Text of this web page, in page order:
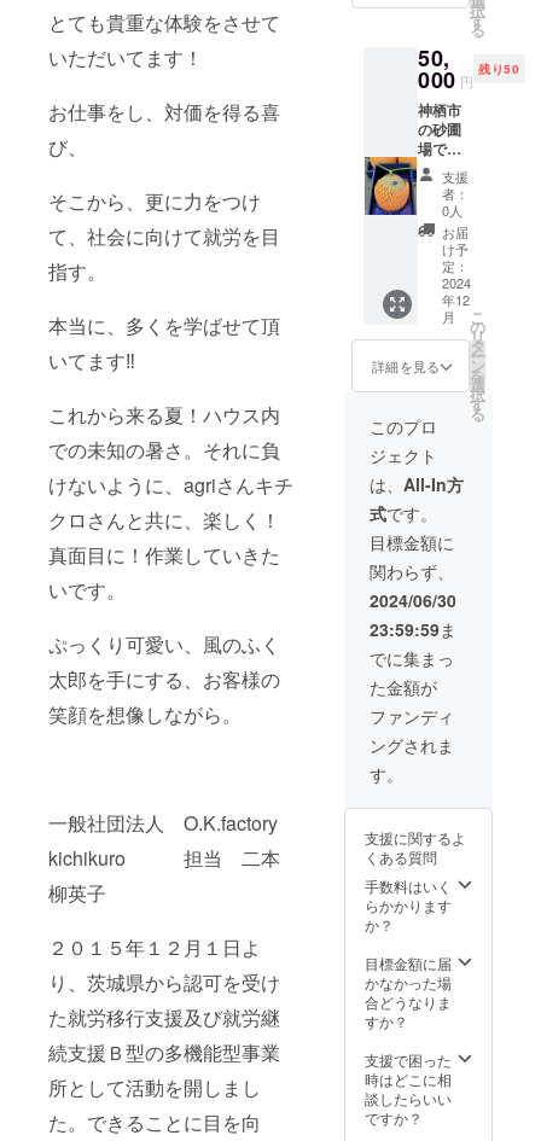
とても貴重な体験をさせて
いただいてます！
お仕事をし、対価を得る喜
び、
そこから、更に力をつけ
て、社会に向けて就労を目
指す。
本当に、多くを学ばせて頂
いてます‼️
これから来る夏！ハウス内
での未知の暑さ。それに負
けないように、agriさんキチ
クロさんと共に、楽しく！
真面目に！作業していきた
いです。
ぷっくり可愛い、風のふく
太郎を手にする、お客様の
笑顔を想像しながら。
一般社団法人 O.K.factory
kichikuro 担当 二本
柳英子
２０１５年１２月１日よ
り、茨城県から認可を受け
た就労移行支援及び就労継
続支援Ｂ型の多機能型事業
所として活動を開しまし
た。できることに目を向
味期
限：到
着後要
冷蔵で7
日ぐら
いが目
安とな
ります
生産
地：菌
床製造
地ー福
島県、
発生
地ー茨
城県神
栖市
イート
ルペッ
パー）
など季
節の美
味しい
野菜を
詰め合
わせて
お送り
致しま
す。内
容はお
楽しみ
に！！
名称：
ピーマ
ン、ス
ルペッ
パー、
生しい
たけ他
個数：
ピーマ
ン約1
㎏、ス
イート
カクテ
ルペッ
パー約
300g、
生しい
たけ約
300g、
他野菜
重量：
法：商
品は常
温での
発送と
なりま
すが、
蔵で保
管して
くださ
しくは
賞味期
限：到
着後7日
択
す
る
50,
000 円
残り50
神栖市
の砂圃
場で栽
培され
た高級
メロ
ン”アー
ルスメ
ロン”。
１１月
末から
１２月
クリス
マスに
かけて
生産し
てい
る、と
ても貴
重なメ
ロンで
す。１
個入り
を化粧
箱にい
れて！
名称：
アール
スメロ
ン（果
肉の色
はその
時に
よって
個数：
量：約
1.5㎏～
1.7㎏ 保
存方
法：商
温での
発送と
なりま
す。到
ンテナ
（茎）
が萎れ
るまで
支援
者：
0人
お届
け予
定：
2024
年12
月
詳細を見る
こ
の
リ
タ
ー
ン
を
選
択
す
る
このプロ
ジェクト
は、 All-In方
式です。
目標金額に
関わらず、
2024/06/30
23:59:59ま
でに集まっ
た金額が
ファンディ
ングされま
す。
支援に関するよ
くある質問
手数料はいく
らかかります
か？
目標金額に届
かなかった場
合どうなりま
すか？
支援で困った
時はどこに相
談したらいい
ですか？